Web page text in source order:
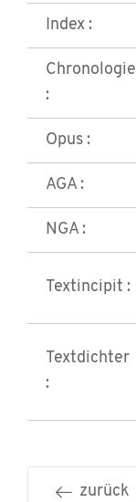
Index :
Chronologie
:
Opus :
AGA :
NGA :
Textincipit :
Textdichter
:
zurück